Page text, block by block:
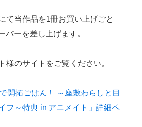
て当作品を1冊お買い上げごと
パーを差し上げます。
様のサイトをご覧ください。
開拓ごはん！ ～座敷わらしと目
フ～特典 in アニメイト」詳細ペ